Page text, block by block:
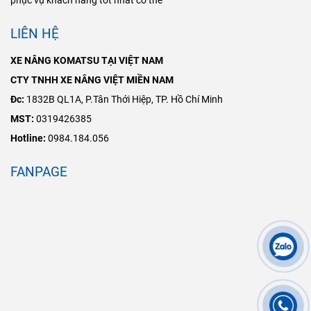
LIÊN HỆ
XE NÂNG KOMATSU TẠI VIỆT NAM
CTY TNHH XE NÂNG VIỆT MIỀN NAM
Đc: 1832B QL1A, P.Tân Thới Hiệp, TP. Hồ Chí Minh
MST: 0319426385
Hotline: 0984.184.056
FANPAGE